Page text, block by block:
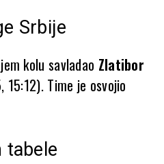
Srbije
kolu savladao Zlatibor
Time je osvojio
tabele